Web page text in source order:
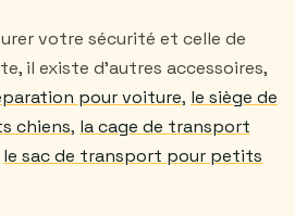
votre sécurité et celle de
il existe d'autres accessoires,
pour voiture, le siège de
chiens, la cage de transport
le sac de transport pour petits